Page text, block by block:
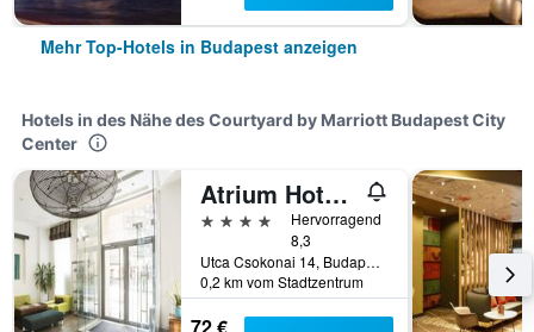
Mehr Top-Hotels in Budapest anzeigen
Hotels in des Nähe des Courtyard by Marriott Budapest City
Center
Atrium Hotel by Mellow Mood Hotels
4 Sterne
Hervorragend
8,3
Utca Csokonai 14, Budapest, Ungarn
0,2 km vom Stadtzentrum